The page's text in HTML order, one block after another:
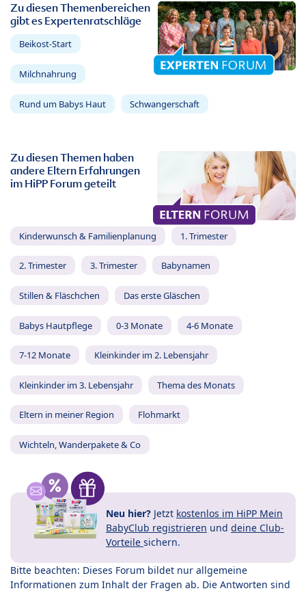
Zu diesen Themenbereichen
gibt es Expertenratschläge
Beikost-Start
Milchnahrung
Rund um Babys Haut Schwangerschaft
Zu diesen Themen haben
andere Eltern Erfahrungen
im HiPP Forum geteilt
Kinderwunsch & Familienplanung 1. Trimester
2. Trimester 3. Trimester Babynamen
Stillen & Fläschchen Das erste Gläschen
Babys Hautpflege 0-3 Monate 4-6 Monate
7-12 Monate Kleinkinder im 2. Lebensjahr
Kleinkinder im 3. Lebensjahr Thema des Monats
Eltern in meiner Region Flohmarkt
Wichteln, Wanderpakete & Co
Neu hier? Jetzt kostenlos im HiPP Mein
BabyClub registrieren und deine Club-
Vorteile sichern.
Bitte beachten: Dieses Forum bildet nur allgemeine
Informationen zum Inhalt der Fragen ab. Die Antworten sind